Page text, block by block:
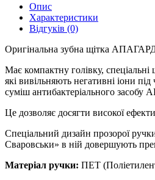
Опис
Характеристики
Відгуків (0)
Оригінальна зубна щітка
Має компактну голівку,
які вивільняють негативні іони під
суміш антибактеріального засобу
Це дозволяє досягти високої
Спеціальний дизайн прозорої
Сваровськи» в ній довершують
Матеріал ручки: ПЕТ